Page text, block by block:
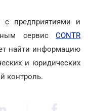
предприятиями и
сервис CONTR
найти информацию
и юридических
контроль.